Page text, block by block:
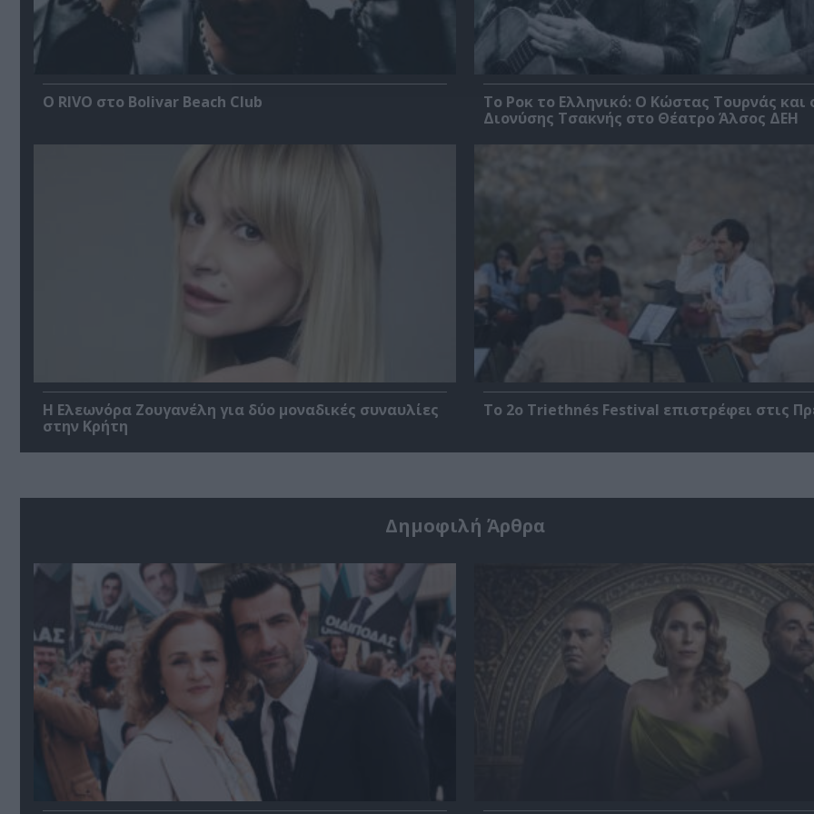
Ο RIVO στο Bolivar Beach Club
Το Ροκ το Ελληνικό: Ο Κώστας Τουρνάς και
Διονύσης Τσακνής στο Θέατρο Άλσος ΔΕΗ
Η Ελεωνόρα Ζουγανέλη για δύο μοναδικές συναυλίες
στην Κρήτη
Το 2ο Triethnés Festival επιστρέφει στις
Δημοφιλή Άρθρα